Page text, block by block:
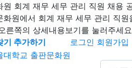
원 회계 재무 세무 관리 직원 채용
화원에서 회계 재무 세무 관리 직
른쪽의 상세내용보기를 눌러주세
기 추가하기
로그인 회원가입
Search